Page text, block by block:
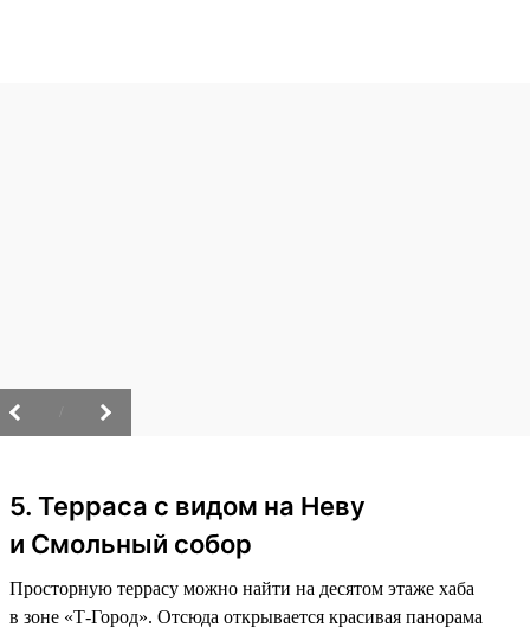
5. Терраса с видом на Неву
и Смольный собор
Просторную террасу можно найти на десятом этаже хаба
в зоне «Т-Город». Отсюда открывается красивая панорама